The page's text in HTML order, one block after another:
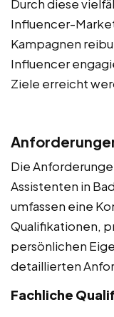
Durch diese
Influencer-
Kampagnen
Influencer
Ziele erreicht
Die
Assistenten in
umfassen eine
Qualifikationen,
persönlichen
detaillierten
Fachliche